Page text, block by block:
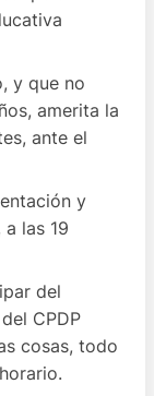
y que no
amerita la
ante el
y
las 19
del
CPDP
cosas, todo